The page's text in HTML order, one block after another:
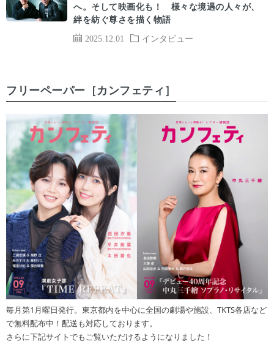
2025.12.01 インタビュー
へ。そして映画化も！ 様々な境遇の人々が、
絆を紡ぐ尊さを描く物語
フリーペーパー［カンフェティ］
毎月第1月曜日発行。東京都内を中心に全国の劇場や施設、TKTS各店など
で無料配布中！配送も対応しております。
さらに下記サイトでもご覧いただけるようになりました！